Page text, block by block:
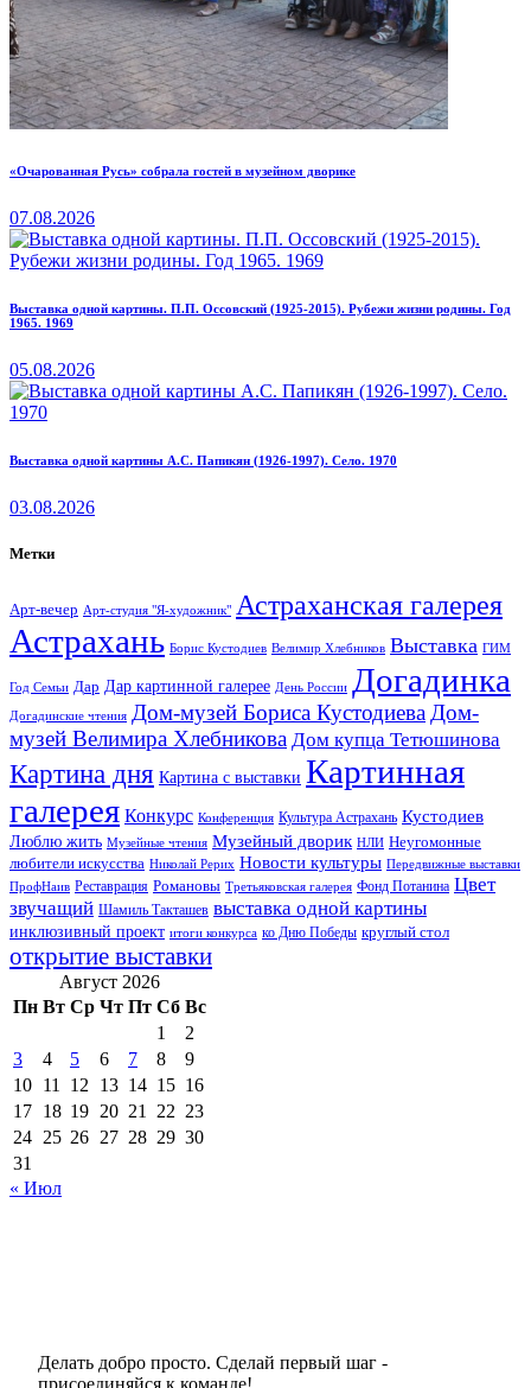
«Очарованная Русь» собрала гостей в музейном дворике
07.08.2026
Выставка одной картины. П.П. Оссовский (1925-2015). Рубежи жизни родины. Год
1965. 1969
05.08.2026
Выставка одной картины А.С. Папикян (1926-1997). Село. 1970
03.08.2026
Метки
Арт-вечер Арт-студия "Я-художник" Астраханская галерея
Астрахань Борис Кустодиев Велимир Хлебников Выставка ГИМ
Год Семьи Дар Дар картинной галерее День России Догадинка
Догадинские чтения Дом-музей Бориса КустодиеваДом-
музей Велимира Хлебникова Дом купца Тетюшинова
Картина дня Картина с выставки Картинная
галерея Конкурс Конференция Культура Астрахань Кустодиев
Люблю жить Музейные чтения Музейный дворик НЛИ Неугомонные
любители искусства Николай Рерих Новости культуры Передвижные выставки
ПрофНаив Реставрация Романовы Третьяковская галерея Фонд Потанина Цвет
звучащий Шамиль Такташев выставка одной картины
инклюзивный проект итоги конкурса ко Дню Победы круглый стол
открытие выставки
Август 2026
Пн Вт Ср Чт Пт Сб Вс
1
2
3
4 5 6 7 8
9
10 11 12 13 14 15 16
17 18 19 20 21 22 23
24 25 26 27 28 29 30
31
« Июл
Делать добро просто. Сделай первый шаг -